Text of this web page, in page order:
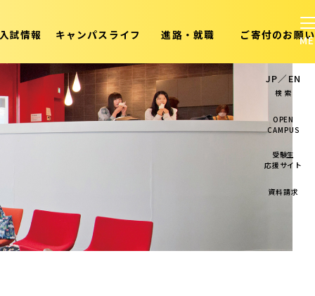
入試情報 キャンパスライフ 進路・就職 ご寄付のお願い
JP／EN
検 索
OPEN
CAMPUS
受験生
応援サイト
資料請求